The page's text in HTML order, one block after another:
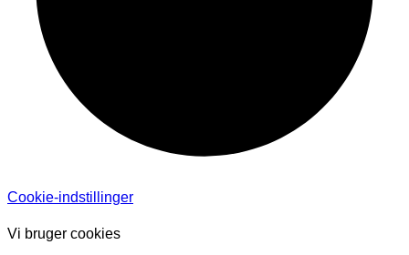
Cookie-indstillinger
Vi bruger cookies